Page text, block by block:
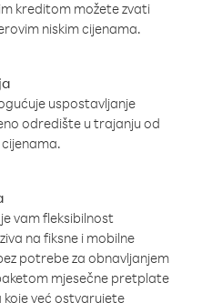
kreditom možete zvati
niskim cijenama.
uspostavljanje
odredište u trajanju od
vam fleksibilnost
na fiksne i mobilne
potrebe za obnavljanjem
mjesečne pretplate
već ostvarujete